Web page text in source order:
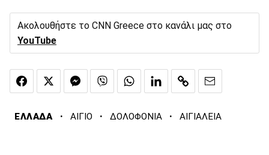
Ακολουθήστε το CNN Greece στο κανάλι μας στο
YouTube
ΕΛΛΑΔΑ · ΑΙΓΙΟ · ΔΟΛΟΦΟΝΙΑ · ΑΙΓΙΑΛΕΙΑ